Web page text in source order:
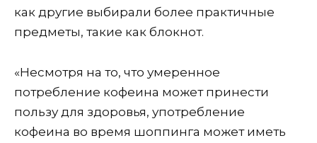
как другие выбирали более практичные
предметы, такие как блокнот.
«Несмотря на то, что умеренное
потребление кофеина может принести
пользу для здоровья, употребление
кофеина во время шоппинга может иметь